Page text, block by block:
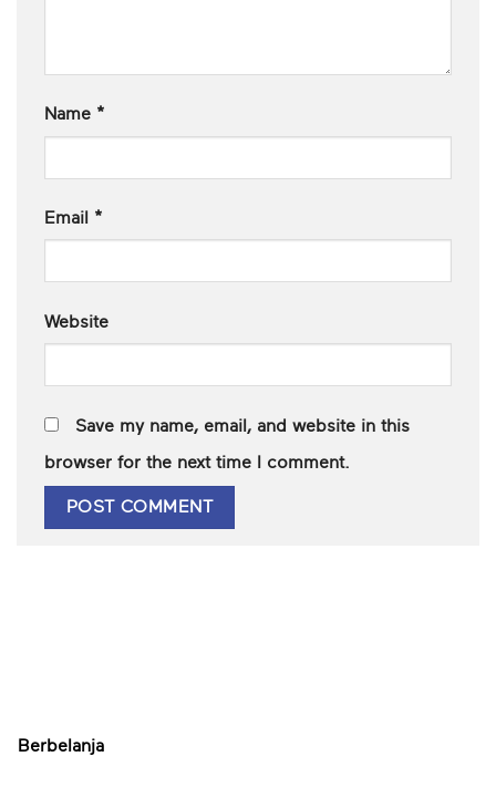
Name *
Email *
Website
Save my name, email, and website in this
browser for the next time I comment.
Berbelanja